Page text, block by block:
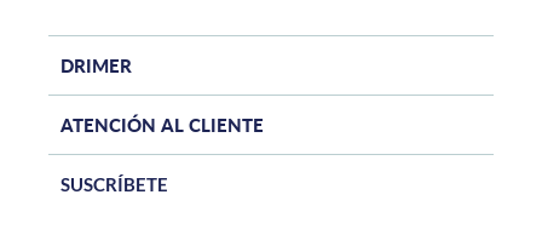
DRIMER
ATENCIÓN AL CLIENTE
SUSCRÍBETE